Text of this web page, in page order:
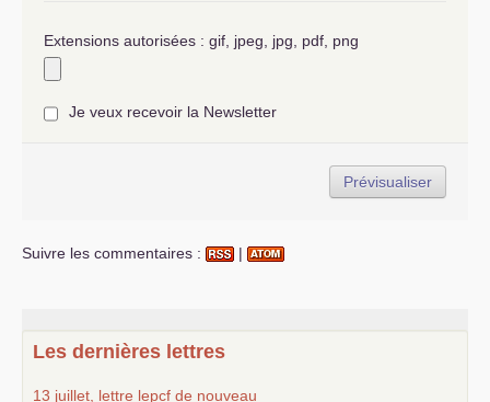
Extensions autorisées : gif, jpeg, jpg, pdf, png
Je veux recevoir la Newsletter
Suivre les commentaires : |
Les dernières lettres
13 juillet, lettre lepcf de nouveau